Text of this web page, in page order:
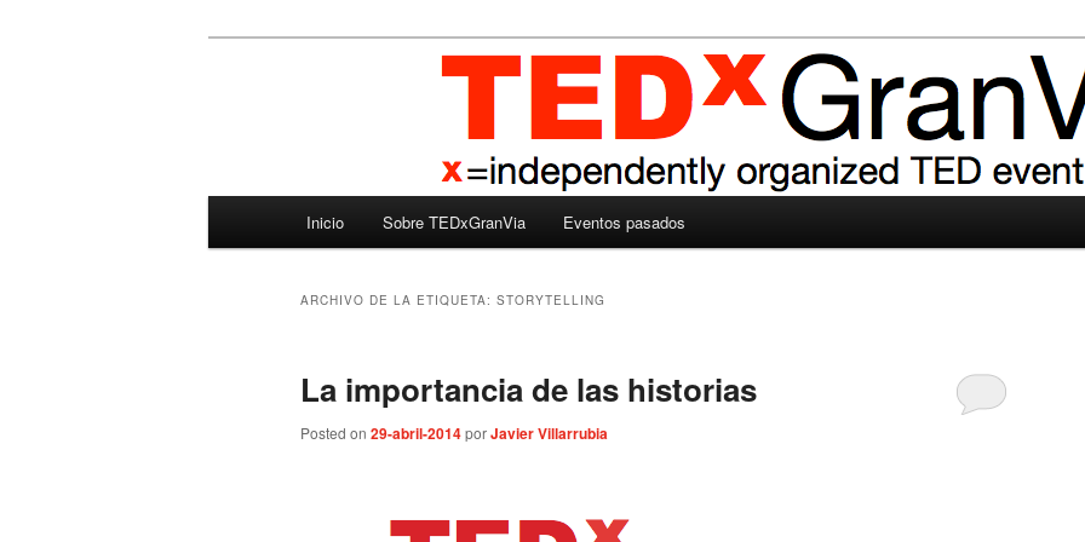
TEDxGranVia
Madrid – España – Spain
Inicio Sobre TEDxGranVia Eventos pasados
ARCHIVO DE LA ETIQUETA: STORYTELLING
La importancia de las historias
Posted on 29-abril-2014porJavier Villarrubia